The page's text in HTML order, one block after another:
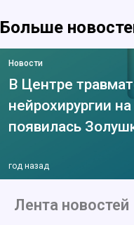
Больше
Новости
В Центре
нейрохирургии
появилась
год назад
Лента новостей